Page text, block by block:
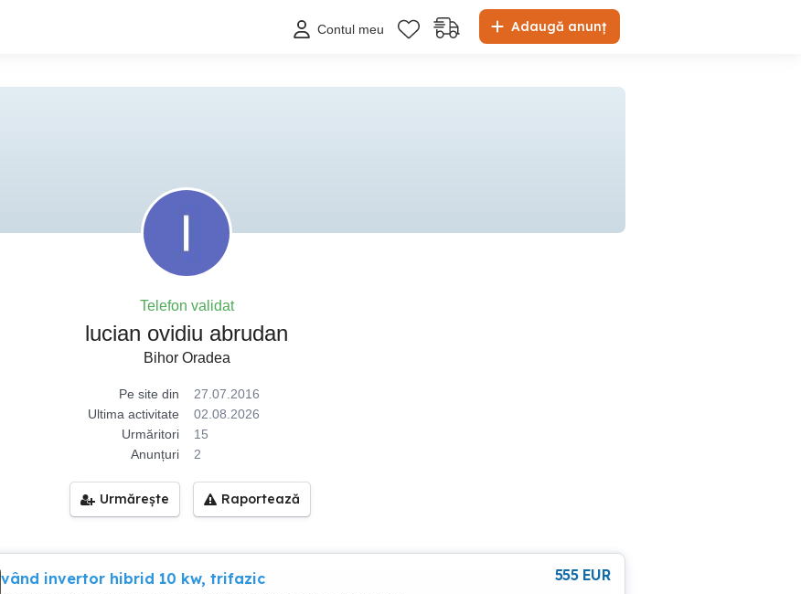
Adaugă anunț
Contul meu
Telefon validat
lucian ovidiu abrudan
Bihor Oradea
Pe site din
27.07.2016
Ultima activitate
02.08.2026
Urmăritori
15
Anunțuri
2
Urmărește Raportează
vând invertor hibrid 10 kw, trifazic 555 EUR